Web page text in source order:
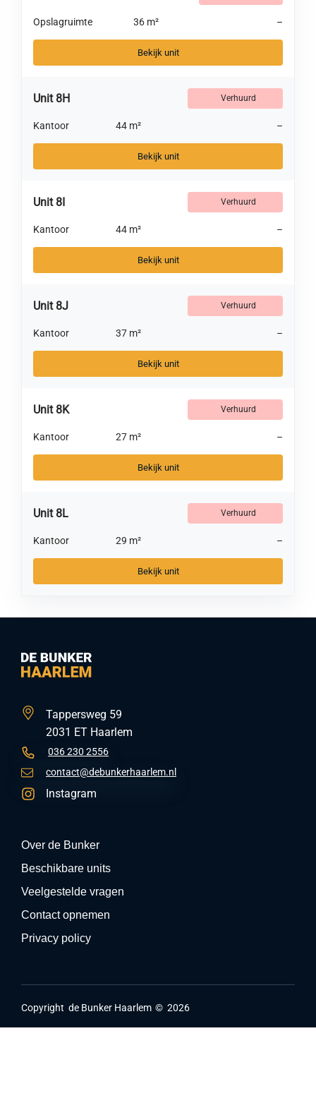
Opslagruimte 36 m² –
Bekijk unit
Unit 8H Verhuurd
Kantoor 44 m² –
Bekijk unit
Unit 8I Verhuurd
Kantoor 44 m² –
Bekijk unit
Unit 8J Verhuurd
Kantoor 37 m² –
Bekijk unit
Unit 8K Verhuurd
Kantoor 27 m² –
Bekijk unit
Unit 8L Verhuurd
Kantoor 29 m² –
Bekijk unit
Over de Bunker
Beschikbare units
Veelgestelde vragen
Contact opnemen
Privacy policy
Tappersweg 59
2031 ET Haarlem
036 230 2556
contact@debunkerhaarlem.nl
Instagram
Copyright de Bunker Haarlem © 2026